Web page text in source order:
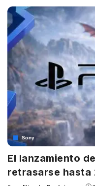
Sony
El lanzamiento
retrasarse hasta